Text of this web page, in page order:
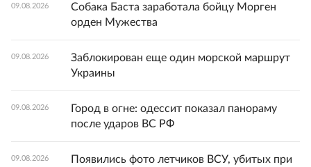
09.08.2026
Собака Баста заработала бойцу Морген
орден Мужества
09.08.2026
Заблокирован еще один морской маршрут
Украины
09.08.2026
Город в огне: одессит показал панораму
после ударов ВС РФ
09.08.2026
Появились фото летчиков ВСУ, убитых при